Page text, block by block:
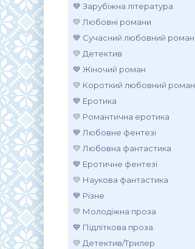
💙 Зарубіжна література
💛 Любовні романи
💙 Сучасний любовний роман
💛 Детектив
💙 Жіночий роман
💛 Короткий любовний роман
💙 Еротика
💛 Романтична еротика
💙 Любовне фентезі
💛 Любовна фантастика
💙 Еротичне фентезі
💛 Наукова фантастика
💙 Різне
💛 Молодіжна проза
💙 Підліткова проза
💛 Детектив/Трилер